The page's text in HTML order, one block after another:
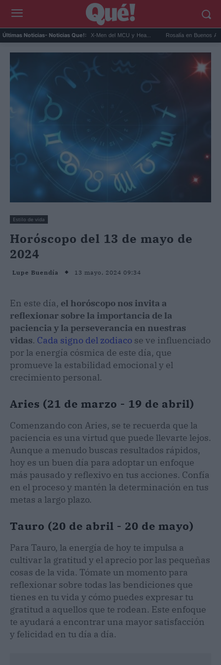
Últimas Noticias- Noticias Que!:
será Cíclope en los X-Men del MCU y Hea... Rosalía en Buenos Aires:
Estilo de vida
Horóscopo del 13 de mayo de
2024
Lupe Buendía 13 mayo, 2024 09:34
En este día, el horóscopo nos invita a
reflexionar sobre la importancia de la
paciencia y la perseverancia en nuestras
vidas. Cada signo del zodiaco se ve influenciado
por la energía cósmica de este día, que
promueve la estabilidad emocional y el
crecimiento personal.
Aries (21 de marzo - 19 de abril)
Comenzando con Aries, se te recuerda que la
paciencia es una virtud que puede llevarte lejos.
Aunque a menudo buscas resultados rápidos,
hoy es un buen día para adoptar un enfoque
más pausado y reflexivo en tus acciones. Confía
en el proceso y mantén la determinación en tus
metas a largo plazo.
Tauro (20 de abril - 20 de mayo)
Para Tauro, la energía de hoy te impulsa a
cultivar la gratitud y el aprecio por las pequeñas
cosas de la vida. Tómate un momento para
reflexionar sobre todas las bendiciones que
tienes en tu vida y cómo puedes expresar tu
gratitud a aquellos que te rodean. Este enfoque
te ayudará a encontrar una mayor satisfacción
y felicidad en tu día a día.